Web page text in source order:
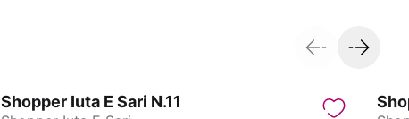
Shopper Iuta E Sari N.11